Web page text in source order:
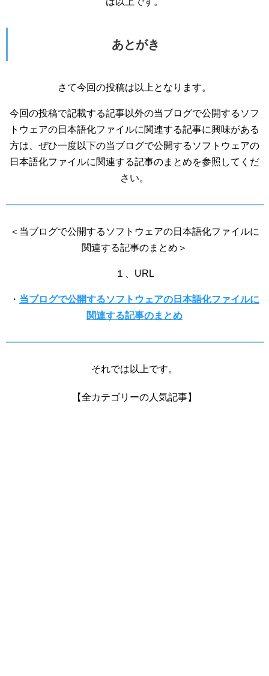
あとがき
さて今回の投稿は以上となります。
今回の投稿で記載する記事以外の当ブログで公開するソフ
トウェアの日本語化ファイルに関連する記事に興味がある
方は、ぜひ一度以下の当ブログで公開するソフトウェアの
日本語化ファイルに関連する記事のまとめを参照してくだ
さい。
＜当ブログで公開するソフトウェアの日本語化ファイルに
関連する記事のまとめ＞
１、URL
・ 当ブログで公開するソフトウェアの日本語化ファイルに
関連する記事のまとめ
それでは以上です。
【全カテゴリーの人気記事】